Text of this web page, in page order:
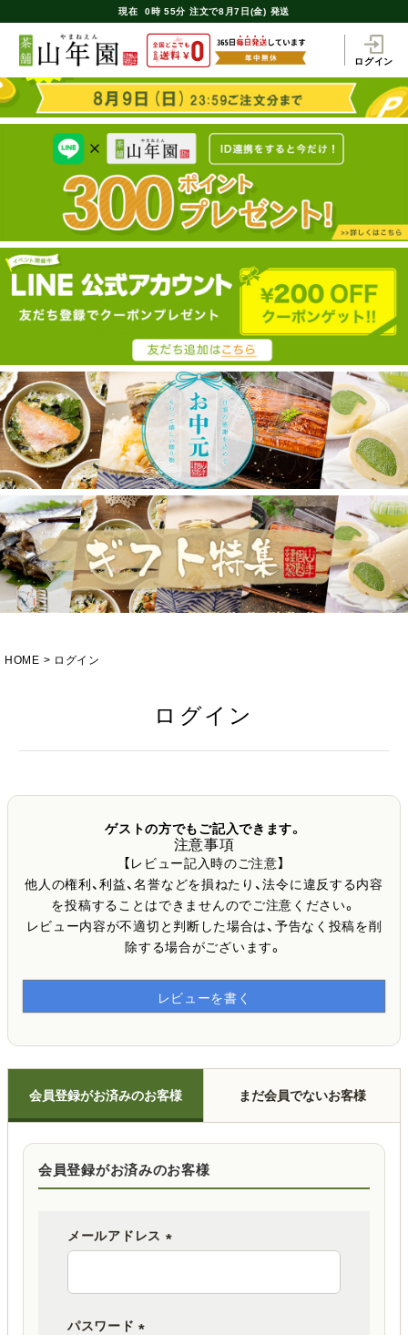
現在 0時 55分 注文で8月7日(金) 発送
ログイン
HOME ログイン
ログイン
ゲストの方でもご記入できます。
注意事項
【レビュー記入時のご注意】
他人の権利、利益、名誉などを損ねたり、法令に違反する内容
を投稿することはできませんのでご注意ください。
レビュー内容が不適切と判断した場合は、予告なく投稿を削
除する場合がございます。
レビューを書く
会員登録がお済みのお客様 まだ会員でないお客様
会員登録がお済みのお客様
メールアドレス
パスワード